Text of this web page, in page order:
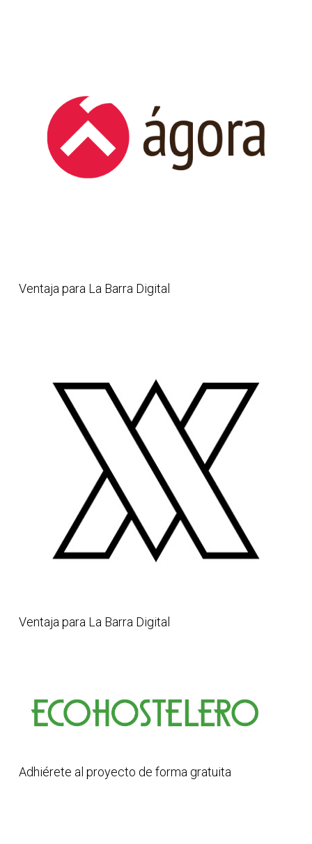
Ventaja para La Barra Digital
Ventaja para La Barra Digital
Adhiérete al proyecto de forma gratuita